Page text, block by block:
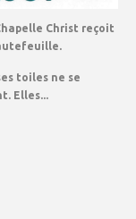
Christ reçoit
toiles ne se
Elles...